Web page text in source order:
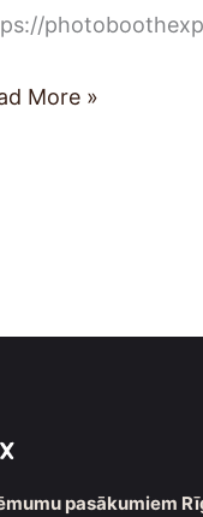
More »
pasākumiem